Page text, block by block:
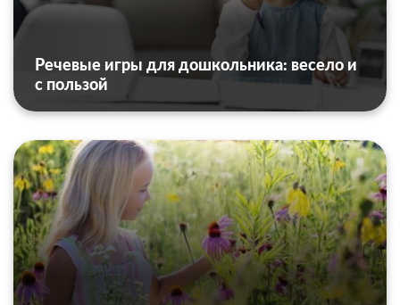
Речевые игры для дошкольника: весело и
с пользой